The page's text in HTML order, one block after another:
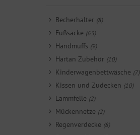
Becherhalter (8)
Fußsäcke (63)
Handmuffs (9)
Hartan Zubehör (10)
Kinderwagenbettwäsche (7)
Kissen und Zudecken (10)
Lammfelle (2)
Mückennetze (2)
Regenverdecke (8)